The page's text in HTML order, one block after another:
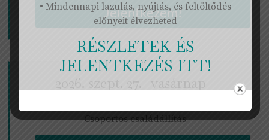
Jelentkezem!
Csoportos családállítás
• Mindennapi lazulás, nyújtás, és feltöltődés
előnyeit élvezheted
RÉSZLETEK ÉS
JELENTKEZÉS ITT!